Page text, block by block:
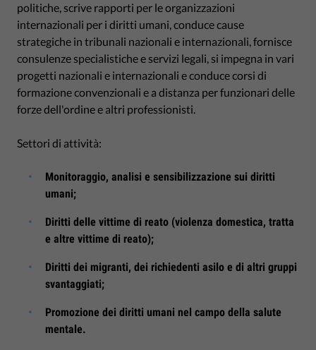
politiche, scrive rapporti per le organizzazioni
internazionali per i diritti umani, conduce cause
strategiche in tribunali nazionali e internazionali, fornisce
consulenze specialistiche e servizi legali, si impegna in vari
progetti nazionali e internazionali e conduce corsi di
formazione convenzionali e a distanza per funzionari delle
forze dell'ordine e altri professionisti.
Settori di attività:
Monitoraggio, analisi e sensibilizzazione sui diritti
umani;
Diritti delle vittime di reato (violenza domestica, tratta
e altre vittime di reato);
Diritti dei migranti, dei richiedenti asilo e di altri gruppi
svantaggiati;
Promozione dei diritti umani nel campo della salute
mentale.